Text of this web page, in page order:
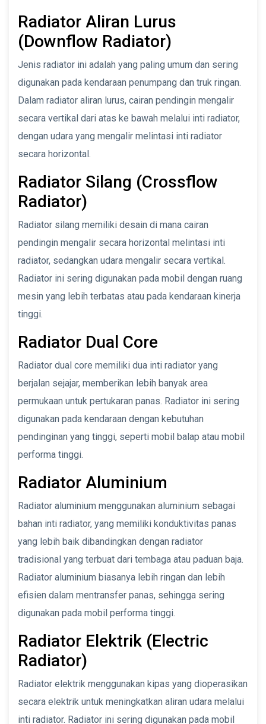
Radiator Aliran Lurus
(Downflow Radiator)
Jenis radiator ini adalah yang paling umum dan sering
digunakan pada kendaraan penumpang dan truk ringan.
Dalam radiator aliran lurus, cairan pendingin mengalir
secara vertikal dari atas ke bawah melalui inti radiator,
dengan udara yang mengalir melintasi inti radiator
secara horizontal.
Radiator Silang (Crossflow
Radiator)
Radiator silang memiliki desain di mana cairan
pendingin mengalir secara horizontal melintasi inti
radiator, sedangkan udara mengalir secara vertikal.
Radiator ini sering digunakan pada mobil dengan ruang
mesin yang lebih terbatas atau pada kendaraan kinerja
tinggi.
Radiator Dual Core
Radiator dual core memiliki dua inti radiator yang
berjalan sejajar, memberikan lebih banyak area
permukaan untuk pertukaran panas. Radiator ini sering
digunakan pada kendaraan dengan kebutuhan
pendinginan yang tinggi, seperti mobil balap atau mobil
performa tinggi.
Radiator Aluminium
Radiator aluminium menggunakan aluminium sebagai
bahan inti radiator, yang memiliki konduktivitas panas
yang lebih baik dibandingkan dengan radiator
tradisional yang terbuat dari tembaga atau paduan baja.
Radiator aluminium biasanya lebih ringan dan lebih
efisien dalam mentransfer panas, sehingga sering
digunakan pada mobil performa tinggi.
Radiator Elektrik (Electric
Radiator)
Radiator elektrik menggunakan kipas yang dioperasikan
secara elektrik untuk meningkatkan aliran udara melalui
inti radiator. Radiator ini sering digunakan pada mobil